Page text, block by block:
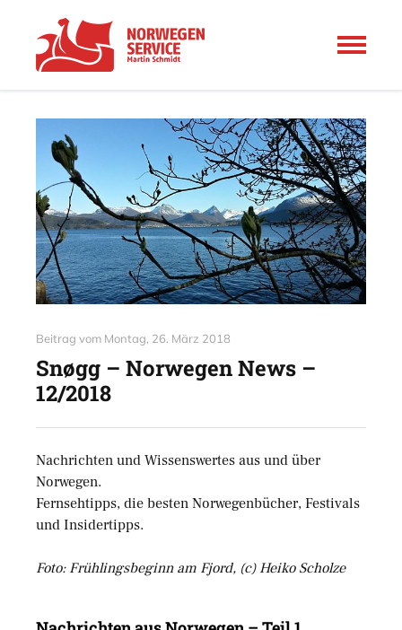
Beitrag vom Montag, 26. März 2018
Snøgg – Norwegen News –
12/2018
Nachrichten und Wissenswertes aus und über
Norwegen.
Fernsehtipps, die besten Norwegenbücher, Festivals
und Insidertipps.
Foto: Frühlingsbeginn am Fjord, (c) Heiko Scholze